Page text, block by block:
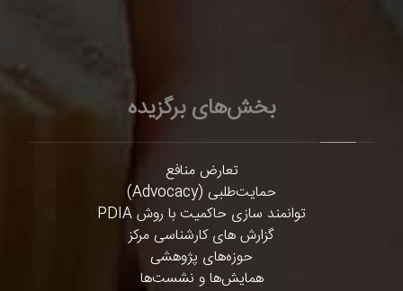
بخش‌های برگزیده
تعارض منافع
حمایت‌طلبی (Advocacy)
توانمند سازی حاکمیت با روش PDIA
گزارش های کارشناسی مرکز
حوزه‌های پژوهشی
همایش‌ها و نشست‌ها